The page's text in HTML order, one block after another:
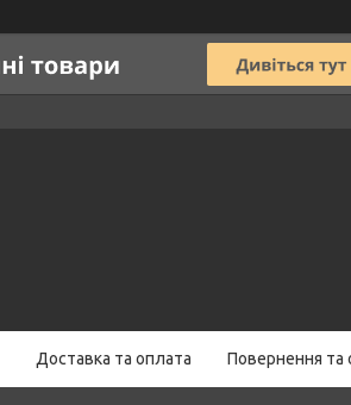
Доставка та оплата Повернення та